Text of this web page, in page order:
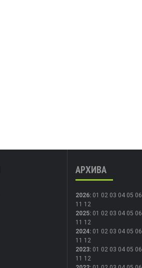
АРХИВА
2026: 01 02 03 04 05 06
11 12
2025: 01 02 03 04 05 06
11 12
2024: 01 02 03 04 05 06
11 12
2023: 01 02 03 04 05 06
11 12